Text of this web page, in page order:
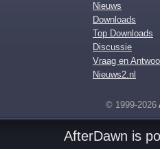
Nieuws
Downloads
Top Downloads
Discussie
Vraag en
Nieuws2.nl
© 1999-2026
AfterDawn is